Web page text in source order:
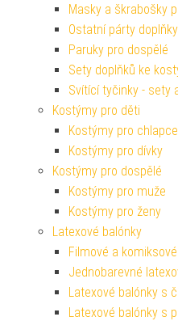
Masky a škrabošky
Ostatní párty
Paruky pro dospělé
Sety doplňků ke
Svítící tyčinky - sety
Kostýmy pro děti
Kostýmy pro chlapce
Kostýmy pro dívky
Kostýmy pro dospělé
Kostýmy pro muže
Kostýmy pro ženy
Latexové balónky
Filmové a
Jednobarevné
Latexové balónky s
Latexové balónky s